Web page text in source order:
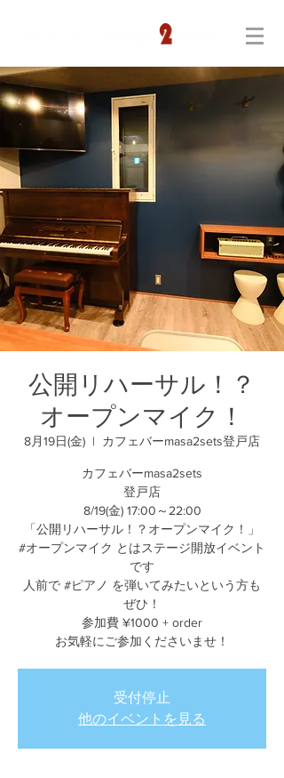
公開リハーサル！？
オープンマイク！
8月19日(金)
  |
カフェバーmasa2sets登戸店
カフェバーmasa2sets
登戸店
8/19(金) 17:00～22:00
「公開リハーサル！？オープンマイク！」
#オープンマイク とはステージ開放イベント
です
人前で #ピアノ を弾いてみたいという方も
ぜひ！
参加費 ¥1000 + order
お気軽にご参加くださいませ！
受付停止
他のイベントを見る